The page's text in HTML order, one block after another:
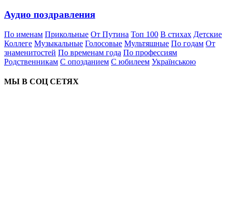
Аудио поздравления
По именам Прикольные От Путина Топ 100 В стихах Детские
Коллеге Музыкальные Голосовые Мультяшные По годам От
знаменитостей По временам года По профессиям
Родственникам С опозданием С юбилеем Українською
МЫ В СОЦ СЕТЯХ